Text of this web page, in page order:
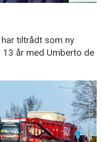
har tiltrådt som ny
år med Umberto de